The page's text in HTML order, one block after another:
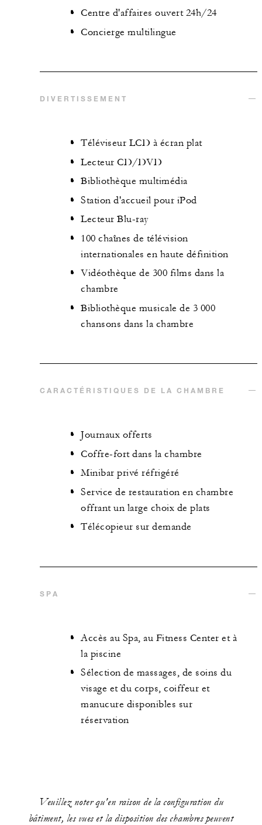
Centre d'affaires ouvert 24h/24
Concierge multilingue
DIVERTISSEMENT
Téléviseur LCD à écran plat
Lecteur CD/DVD
Bibliothèque multimédia
Station d'accueil pour iPod
Lecteur Blu-ray
100 chaînes de télévision
internationales en haute définition
Vidéothèque de 300 films dans la
chambre
Bibliothèque musicale de 3 000
chansons dans la chambre
CARACTÉRISTIQUES DE LA CHAMBRE
Journaux offerts
Coffre-fort dans la chambre
Minibar privé réfrigéré
Service de restauration en chambre
offrant un large choix de plats
Télécopieur sur demande
SPA
Accès au Spa, au Fitness Center et à
la piscine
Sélection de massages, de soins du
visage et du corps, coiffeur et
manucure disponibles sur
réservation
Veuillez noter qu'en raison de la configuration du
bâtiment, les vues et la disposition des chambres peuvent